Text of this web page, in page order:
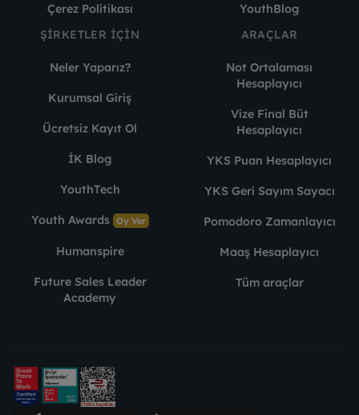
Çerez Politikası
YouthBlog
ŞIRKETLER İÇIN
Neler Yaparız?
Kurumsal Giriş
Ücretsiz Kayıt Ol
İK Blog
YouthTech
Youth Awards Oy Ver
Humanspire
Future Sales Leader
Academy
ARAÇLAR
Not Ortalaması
Hesaplayıcı
Vize Final Büt
Hesaplayıcı
YKS Puan Hesaplayıcı
YKS Geri Sayım Sayacı
Pomodoro Zamanlayıcı
Maaş Hesaplayıcı
Tüm araçlar